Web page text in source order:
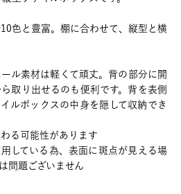
色と豊富。棚に合わせて、縦型と横
ル素材は軽くて頑丈。背の部分に開
取り出せるのも便利です。背を表側
ルボックスの中身を隠して収納でき
る可能性があります
している為、表面に斑点が見える場
問題ございません